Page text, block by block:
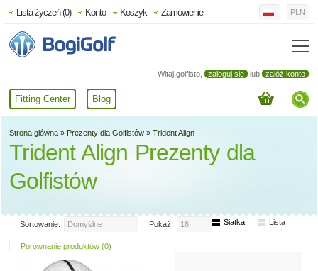
Witaj golfisto, zaloguj się lub załóż konto
Fitting Center Blog
Lista życzeń (0) Konto Koszyk Zamówienie PLN
Strona główna » Prezenty dla Golfistów » Trident Align
Trident Align Prezenty dla
Golfistów
Sortowanie: Domyślne Pokaż: 16 Siatka Lista
Porównanie produktów (0)